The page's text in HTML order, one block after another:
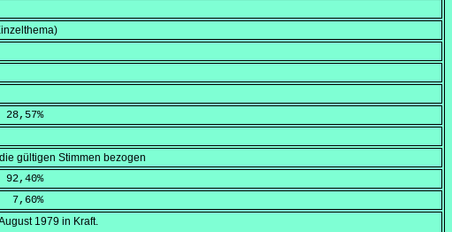
28,57
%
gültigen Stimmen bezogen
92,40
%
7,60
%
1979 in Kraft.